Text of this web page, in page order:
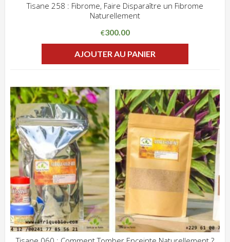
Tisane 258 : Fibrome, Faire Disparaître un Fibrome
Naturellement
€300.00
AJOUTER AU PANIER